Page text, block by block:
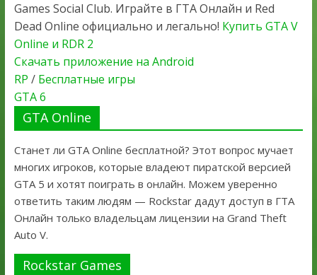
Games Social Club. Играйте в ГТА Онлайн и Red
Dead Online официально и легально! Купить GTA V
Online и RDR 2
Скачать приложение на Android
RP / Бесплатные игры
GTA 6
GTA Online
Станет ли GTA Online бесплатной? Этот вопрос мучает
многих игроков, которые владеют пиратской версией
GTA 5 и хотят поиграть в онлайн. Можем уверенно
ответить таким людям — Rockstar дадут доступ в ГТА
Онлайн только владельцам лицензии на Grand Theft
Auto V.
Rockstar Games